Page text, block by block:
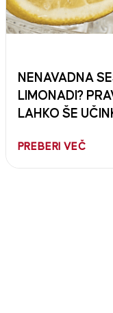
NENAVADNA
LIMONADI?
LAHKO ŠE
PREBERI VEČ